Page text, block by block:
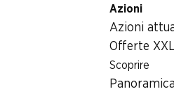
Azioni
Azioni
Offerte XXL
Scoprire
Panoramica
Articoli non alimentari
Winston Hund Saftige